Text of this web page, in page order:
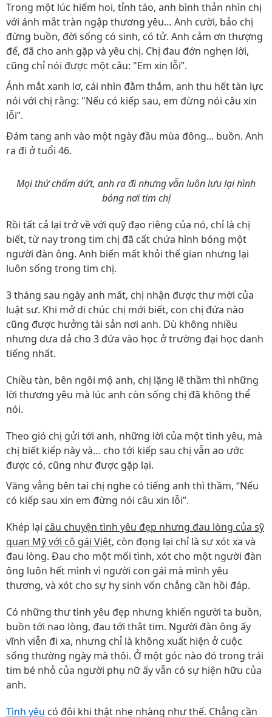
Trong một lúc hiếm hoi, tỉnh táo, anh bình thản nhìn chị
với ánh mắt tràn ngập thương yêu… Anh cười, bảo chị
đừng buồn, đời sống có sinh, có tử. Anh cảm ơn thượng
đế, đã cho anh gặp và yêu chị. Chị đau đớn nghẹn lời,
cũng chỉ nói được một câu: "Em xin lỗi”.
Ánh mắt xanh lơ, cái nhìn đằm thắm, anh thu hết tàn lực
nói với chị rằng: "Nếu có kiếp sau, em đừng nói câu xin
lỗi”.
Đám tang anh vào một ngày đầu mùa đông... buồn. Anh
ra đi ở tuổi 46.
Mọi thứ chấm dứt, anh ra đi nhưng vẫn luôn lưu lại hình
bóng nơi tim chị
Rồi tất cả lại trở về với quỹ đạo riêng của nó, chỉ là chị
biết, từ nay trong tim chị đã cất chứa hình bóng một
người đàn ông. Anh biến mất khỏi thế gian nhưng lại
luôn sống trong tim chị.
3 tháng sau ngày anh mất, chị nhận được thư mời của
luật sư. Khi mở di chúc chị mới biết, con chị đứa nào
cũng được hưởng tài sản nơi anh. Dù không nhiều
nhưng dưa dả cho 3 đứa vào học ở trường đại học danh
tiếng nhất.
Chiều tàn, bên ngôi mộ anh, chị lặng lẽ thầm thì những
lời thương yêu mà lúc anh còn sống chị đã không thể
nói.
Theo gió chị gửi tới anh, những lời của một tình yêu, mà
chị biết kiếp này và… cho tới kiếp sau chị vẫn ao ước
được có, cũng như được gặp lại.
Văng vẳng bên tai chị nghe có tiếng anh thì thầm, “Nếu
có kiếp sau xin em đừng nói câu xin lỗi”.
Khép lại câu chuyện tình yêu đẹp nhưng đau lòng của sỹ
quan Mỹ với cô gái Việt, còn đọng lại chỉ là sự xót xa và
đau lòng. Đau cho một mối tình, xót cho một người đàn
ông luôn hết mình vì người con gái mà mình yêu
thương, và xót cho sự hy sinh vốn chẳng cần hồi đáp.
Có những thư tình yêu đẹp nhưng khiến người ta buồn,
buồn tới nao lòng, đau tới thắt tim. Người đàn ông ấy
vĩnh viễn đi xa, nhưng chỉ là không xuất hiện ở cuộc
sống thường ngày mà thôi. Ở một góc nào đó trong trái
tim bé nhỏ của người phụ nữ ấy vẫn có sự hiện hữu của
anh.
Tình yêu có đôi khi thật nhẹ nhàng như thế. Chẳng cần